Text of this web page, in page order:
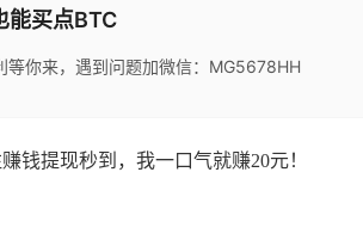
能买点BTC
等你来，遇到问题加微信：MG5678HH
钱提现秒到，我一口气就赚20元！